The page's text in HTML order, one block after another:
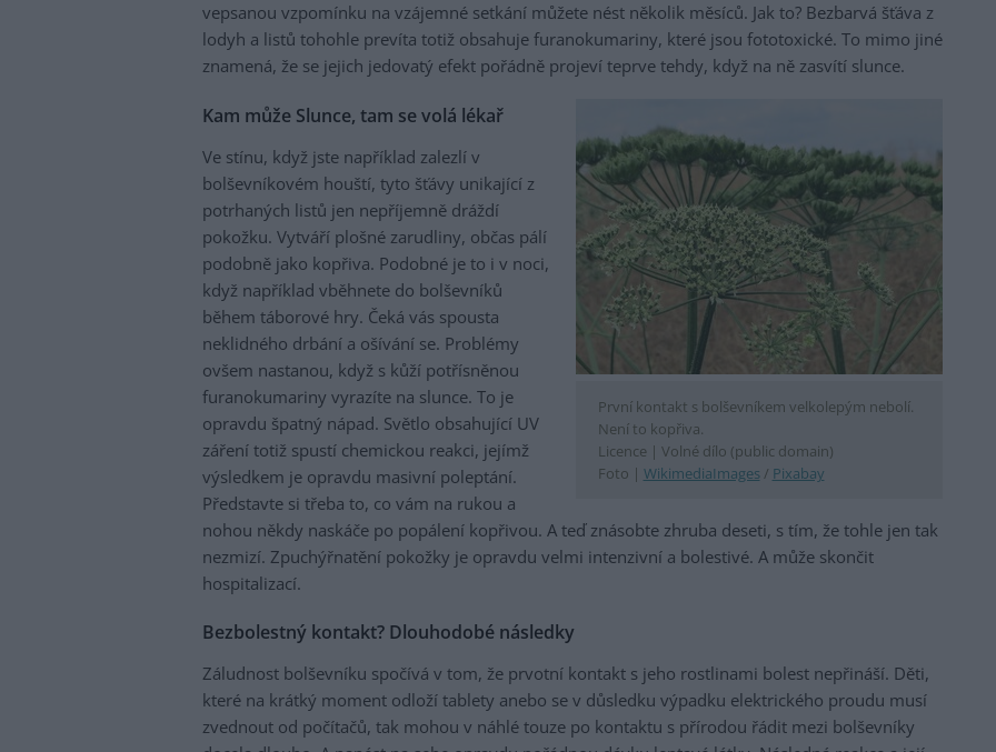
vepsanou vzpomínku na vzájemné setkání můžete nést několik měsíců. Jak to? Bezbarvá šťáva z
lodyh a listů tohohle prevíta totiž obsahuje furanokumariny, které jsou fototoxické. To mimo jiné
znamená, že se jejich jedovatý efekt pořádně projeví teprve tehdy, když na ně zasvítí slunce.
První kontakt s bolševníkem velkolepým nebolí.
Není to kopřiva.
Licence | Volné dílo (public domain)
Foto | WikimediaImages/ Pixabay
Kam může Slunce, tam se volá lékař
Ve stínu, když jste například zalezlí v
bolševníkovém houští, tyto šťávy unikající z
potrhaných listů jen nepříjemně dráždí
pokožku. Vytváří plošné zarudliny, občas pálí
podobně jako kopřiva. Podobné je to i v noci,
když například vběhnete do bolševníků
během táborové hry. Čeká vás spousta
neklidného drbání a ošívání se. Problémy
ovšem nastanou, když s kůží potřísněnou
furanokumariny vyrazíte na slunce. To je
opravdu špatný nápad. Světlo obsahující UV
záření totiž spustí chemickou reakci, jejímž
výsledkem je opravdu masivní poleptání.
Představte si třeba to, co vám na rukou a
nohou někdy naskáče po popálení kopřivou. A teď znásobte zhruba deseti, s tím, že tohle jen tak
nezmizí. Zpuchýřnatění pokožky je opravdu velmi intenzivní a bolestivé. A může skončit
hospitalizací.
Bezbolestný kontakt? Dlouhodobé následky
Záludnost bolševníku spočívá v tom, že prvotní kontakt s jeho rostlinami bolest nepřináší. Děti,
které na krátký moment odloží tablety anebo se v důsledku výpadku elektrického proudu musí
zvednout od počítačů, tak mohou v náhlé touze po kontaktu s přírodou řádit mezi bolševníky